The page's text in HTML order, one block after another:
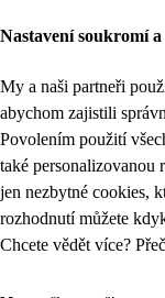
Nastavení soukromí a
My a naši partneři
abychom zajistili
Povolením použití
také personalizovanou
jen nezbytné cookies,
rozhodnutí můžete
Chcete vědět více?